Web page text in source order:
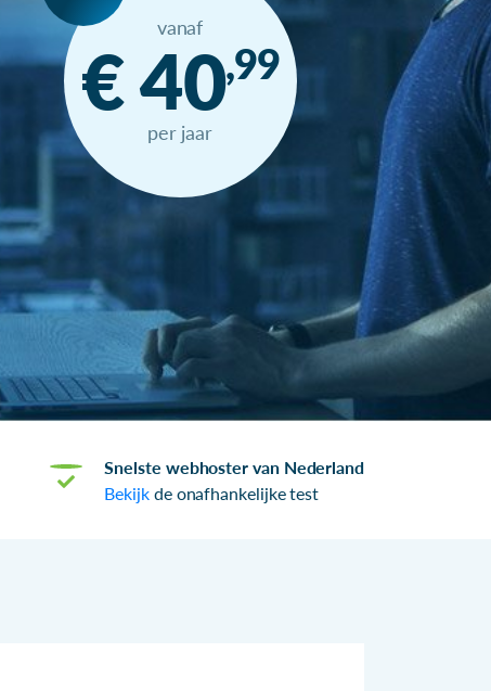
vanaf
€ 40,99
per jaar
Snelste webhoster van Nederland
Bekijkde onafhankelijke test